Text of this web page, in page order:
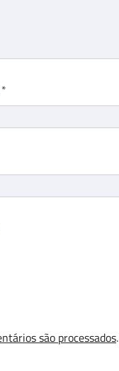
*
são processados.